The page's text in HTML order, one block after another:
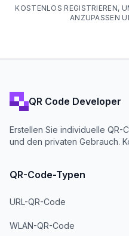
KOSTENLOS REGISTRIEREN,
ANZUPASSEN
QR Code Developer
Erstellen Sie individuelle QR-
und den privaten Gebrauch.
QR-Code-Typen
URL-QR-Code
WLAN-QR-Code